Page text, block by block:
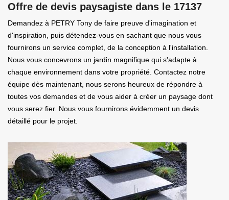
Offre de devis paysagiste dans le 17137
Demandez à PETRY Tony de faire preuve d'imagination et
d'inspiration, puis détendez-vous en sachant que nous vous
fournirons un service complet, de la conception à l'installation.
Nous vous concevrons un jardin magnifique qui s'adapte à
chaque environnement dans votre propriété. Contactez notre
équipe dès maintenant, nous serons heureux de répondre à
toutes vos demandes et de vous aider à créer un paysage dont
vous serez fier. Nous vous fournirons évidemment un devis
détaillé pour le projet.